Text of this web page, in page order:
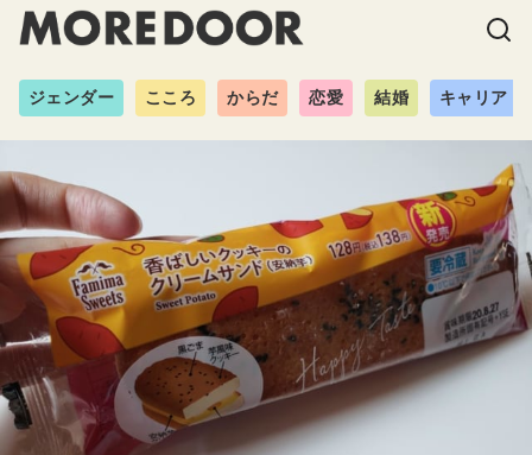
ジェンダー こころ からだ 恋愛 結婚 キャリア